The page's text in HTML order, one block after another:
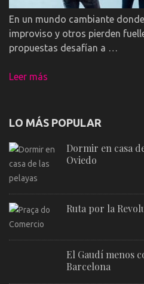
En un mundo cambiante
improviso y otros pierden
propuestas desafían a …
Leer más
LO MÁS POPULAR
Dormir en casa
Oviedo
Ruta por la
El Gaudí menos
Barcelona